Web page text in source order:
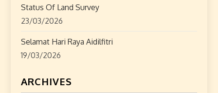
Status Of Land Survey
23/03/2026
Selamat Hari Raya Aidilfitri
19/03/2026
ARCHIVES